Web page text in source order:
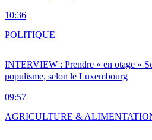
10:36
INTERVIEW : Prendre « en otage »
populisme, selon le Luxembourg
09:57
POLITIQUE
AGRICULTURE &